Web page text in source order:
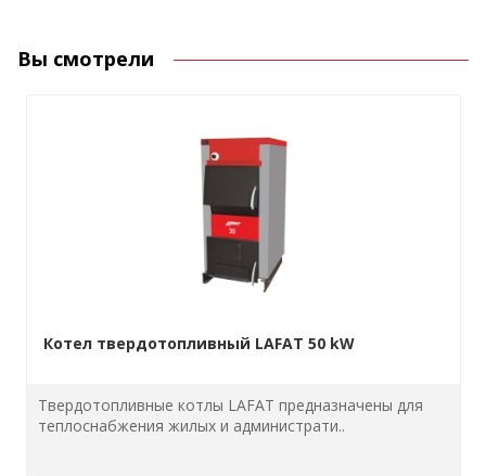
Вы смотрели
Котел твердотопливный LAFAT 50 kW
Твердотопливные котлы LAFAT предназначены для
теплоснабжения жилых и администрати..